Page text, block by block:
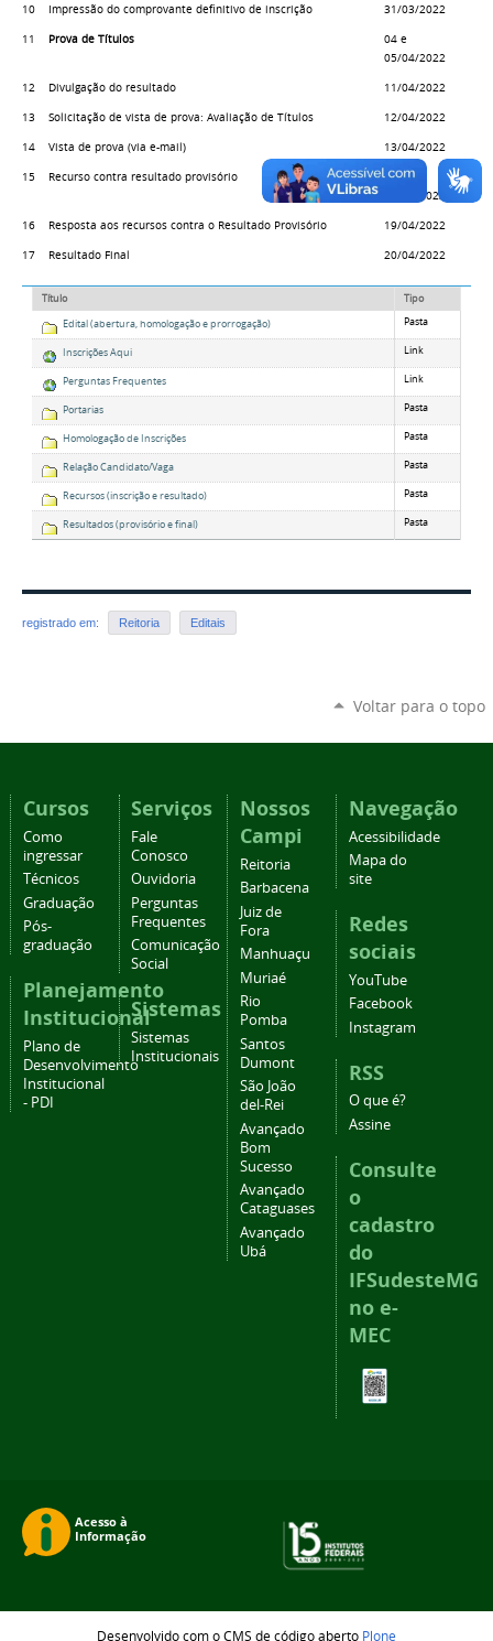
10 Impressão do comprovante definitivo de inscrição 31/03/2022
11 Prova de Títulos
04 e
05/04/2022
12 Divulgação do resultado 11/04/2022
13 Solicitação de vista de prova: Avaliação de Títulos 12/04/2022
14 Vista de prova (via e-mail) 13/04/2022
15 Recurso contra resultado provisório
14 e
15/04/2022
16 Resposta aos recursos contra o Resultado Provisório 19/04/2022
17 Resultado Final 20/04/2022
Título
Tipo
Edital (abertura, homologação e prorrogação)
Pasta
Inscrições Aqui Link
Perguntas Frequentes Link
Portarias Pasta
Homologação de Inscrições Pasta
Relação Candidato/Vaga Pasta
Recursos (inscrição e resultado) Pasta
Resultados (provisório e final) Pasta
registrado em: Reitoria Editais
Voltar para o topo
Cursos
Como
ingressar
Técnicos
Graduação
Pós-
graduação
Planejamento
Institucional
Plano de
Desenvolvimento
Institucional
- PDI
Serviços
Fale
Conosco
Ouvidoria
Perguntas
Frequentes
Comunicação
Social
Sistemas
Sistemas
Institucionais
Nossos
Campi
Reitoria
Barbacena
Juiz de
Fora
Manhuaçu
Muriaé
Rio
Pomba
Santos
Dumont
São João
del-Rei
Avançado
Bom
Sucesso
Avançado
Cataguases
Avançado
Ubá
Navegação
Acessibilidade
Mapa do
site
Redes
sociais
YouTube
Facebook
Instagram
RSS
O que é?
Assine
Consulte
o
cadastro
do
IFSudesteMG
no e-
MEC
Desenvolvido com o CMS de código aberto Plone